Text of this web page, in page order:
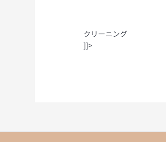
クリーニング
]]>